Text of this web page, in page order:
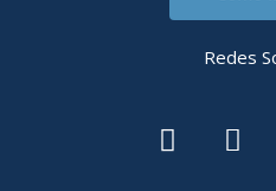
Redes